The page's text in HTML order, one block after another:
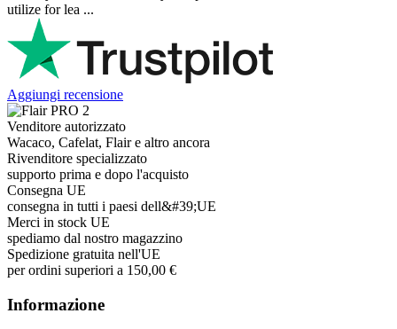
utilize for lea ...
Aggiungi recensione
Venditore autorizzato
Wacaco, Cafelat, Flair e altro ancora
Rivenditore specializzato
supporto prima e dopo l'acquisto
Consegna UE
consegna in tutti i paesi dell&#39;UE
Merci in stock UE
spediamo dal nostro magazzino
Spedizione gratuita nell'UE
per ordini superiori a 150,00 €
Informazione